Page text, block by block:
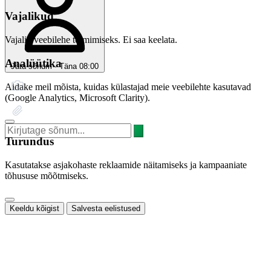
Jäta sõnum · Täna 08:00
Vajalikud
Vajalik veebilehe toimimiseks. Ei saa keelata.
Analüütika
Aidake meil mõista, kuidas külastajad meie veebilehte kasutavad
(Google Analytics, Microsoft Clarity).
Turundus
Kasutatakse asjakohaste reklaamide näitamiseks ja kampaaniate
tõhususe mõõtmiseks.
Keeldu kõigist Salvesta eelistused